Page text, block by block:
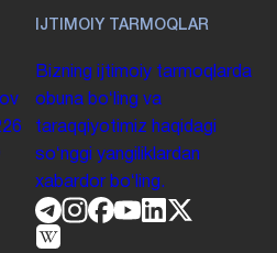
IJTIMOIY TARMOQLAR
Bizning ijtimoiy tarmoqlarda
obuna boʻling va
taraqqiyotimiz haqidagi
soʻnggi yangiliklardan
xabardor boʻling.